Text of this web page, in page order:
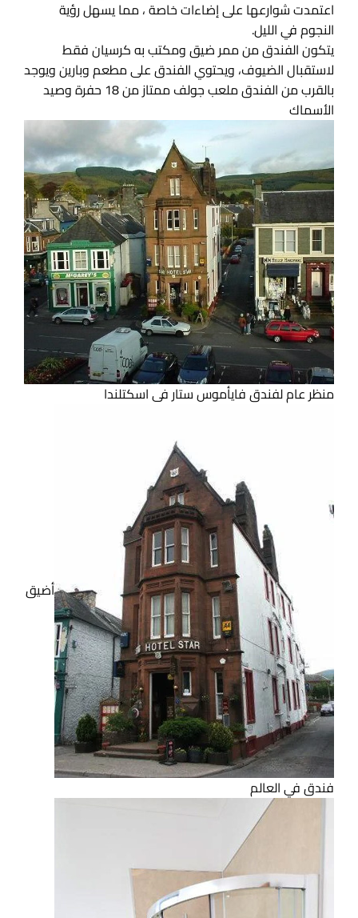
اعتمدت شوارعها على إضاءات خاصة ، مما يسهل رؤية
النجوم في الليل.
يتكون الفندق من ممر ضيق ومكتب به كرسيان فقط
لاستقبال الضيوف، ويحتوي الفندق على مطعم وبارين ويوجد
بالقرب من الفندق ملعب جولف ممتاز من 18 حفرة وصيد
الأسماك
منظر عام لفندق فايأموس ستار فى اسكتلندا
أضيق
فندق في العالم